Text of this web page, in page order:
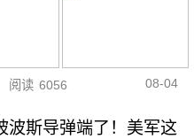
阅读 6056 08-04
波斯导弹端了！美军这